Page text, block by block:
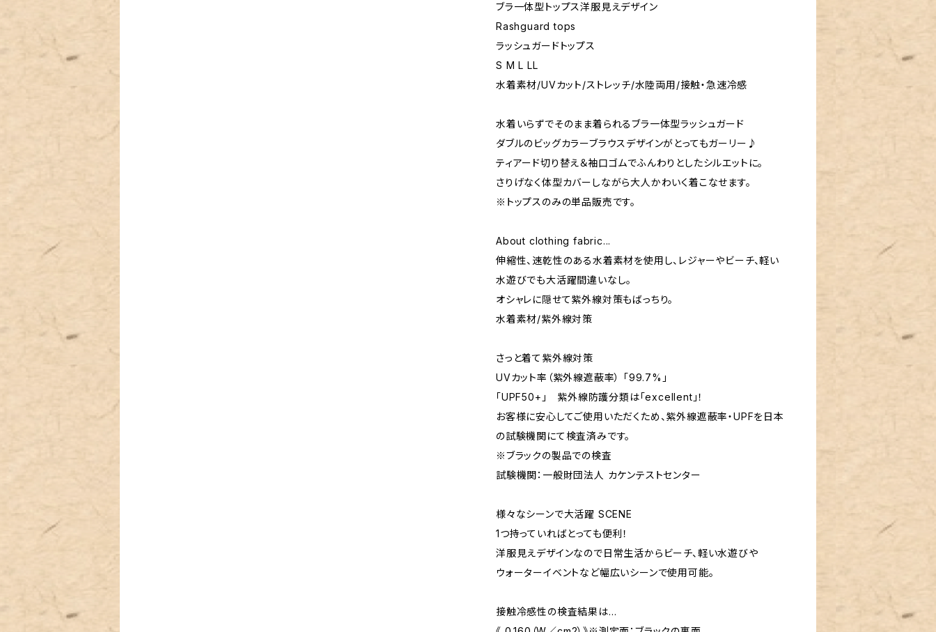
ブラ一体型トップス洋服見えデザイン
Rashguard tops
ラッシュガードトップス
S M L LL
水着素材/UVカット/ストレッチ/水陸両用/接触・急速冷感
水着いらずでそのまま着られるブラ一体型ラッシュガード
ダブルのビッグカラーブラウスデザインがとってもガーリー♪
ティアード切り替え＆袖口ゴムでふんわりとしたシルエットに。
さりげなく体型カバーしながら大人かわいく着こなせます。
※トップスのみの単品販売です。
About clothing fabric...
伸縮性、速乾性のある水着素材を使用し、レジャーやビーチ、軽い
水遊びでも大活躍間違いなし。
オシャレに隠せて紫外線対策もばっちり。
水着素材/紫外線対策
さっと着て紫外線対策
UVカット率（紫外線遮蔽率） 「99.7%」
「UPF50+」 紫外線防護分類は「excellent」！
お客様に安心してご使用いただくため、紫外線遮蔽率・UPFを日本
の試験機関にて検査済みです。
※ブラックの製品での検査
試験機関：一般財団法人 カケンテストセンター
様々なシーンで大活躍 SCENE
1つ持っていればとっても便利！
洋服見えデザインなので日常生活からビーチ、軽い水遊びや
ウォーターイベントなど幅広いシーンで使用可能。
接触冷感性の検査結果は…